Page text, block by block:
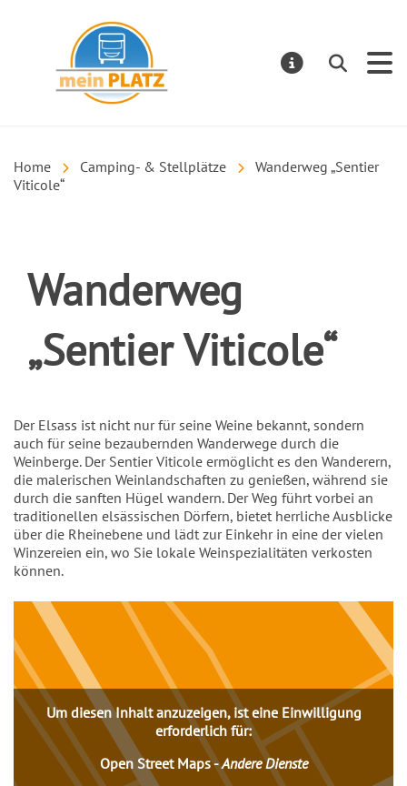
Suchen
Home Camping- & Stellplätze
Wanderweg „Sentier
Viticole“
Wanderweg
„Sentier Viticole“
Einleitung
Der Elsass ist nicht nur für seine Weine bekannt, sondern
auch für seine bezaubernden Wanderwege durch die
Weinberge. Der Sentier Viticole ermöglicht es den Wanderern,
die malerischen Weinlandschaften zu genießen, während sie
durch die sanften Hügel wandern. Der Weg führt vorbei an
traditionellen elsässischen Dörfern, bietet herrliche Ausblicke
über die Rheinebene und lädt zur Einkehr in eine der vielen
Winzereien ein, wo Sie lokale Weinspezialitäten verkosten
können.
Inhalt
Um diesen Inhalt anzuzeigen, ist eine Einwilligung
erforderlich für:
Open Street Maps-Andere Dienste